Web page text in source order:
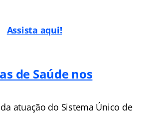
Assista aqui!
de Saúde nos
atuação do Sistema Único de